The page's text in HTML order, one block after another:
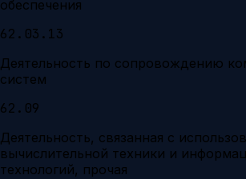
обеспечения
62.03.13
Деятельность по сопровождению
систем
62.09
Деятельность, связанная с
вычислительной техники и
технологий, прочая